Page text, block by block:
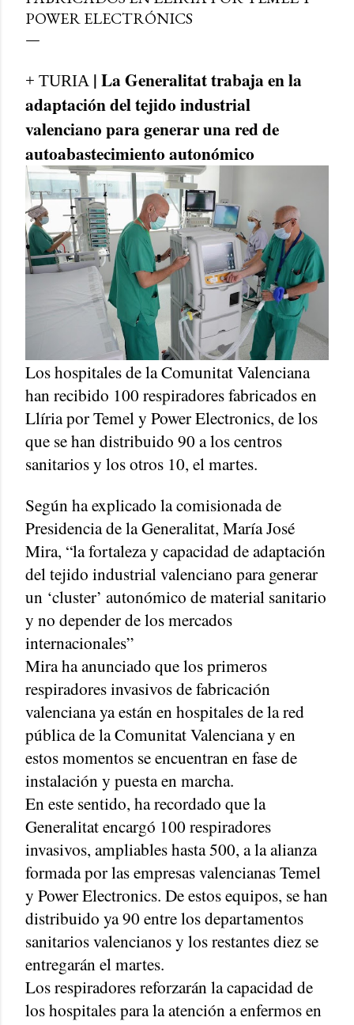
POWER ELECTRÓNICS
+ TURIA | La Generalitat trabaja en la
adaptación del tejido industrial
valenciano para generar una red de
autoabastecimiento autonómico
Los hospitales de la Comunitat Valenciana
han recibido 100 respiradores fabricados en
Llíria por Temel y Power Electronics, de los
que se han distribuido 90 a los centros
sanitarios y los otros 10, el martes.
Según ha explicado la comisionada de
Presidencia de la Generalitat, María José
Mira, “la fortaleza y capacidad de adaptación
del tejido industrial valenciano para generar
un ‘cluster’ autonómico de material sanitario
y no depender de los mercados
internacionales”
Mira ha anunciado que los primeros
respiradores invasivos de fabricación
valenciana ya están en hospitales de la red
pública de la Comunitat Valenciana y en
estos momentos se encuentran en fase de
instalación y puesta en marcha.
En este sentido, ha recordado que la
Generalitat encargó 100 respiradores
invasivos, ampliables hasta 500, a la alianza
formada por las empresas valencianas Temel
y Power Electronics. De estos equipos, se han
distribuido ya 90 entre los departamentos
sanitarios valencianos y los restantes diez se
entregarán el martes.
Los respiradores reforzarán la capacidad de
los hospitales para la atención a enfermos en